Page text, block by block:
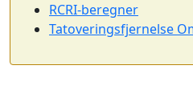
RCRI-beregner
Tatoveringsfjernelse